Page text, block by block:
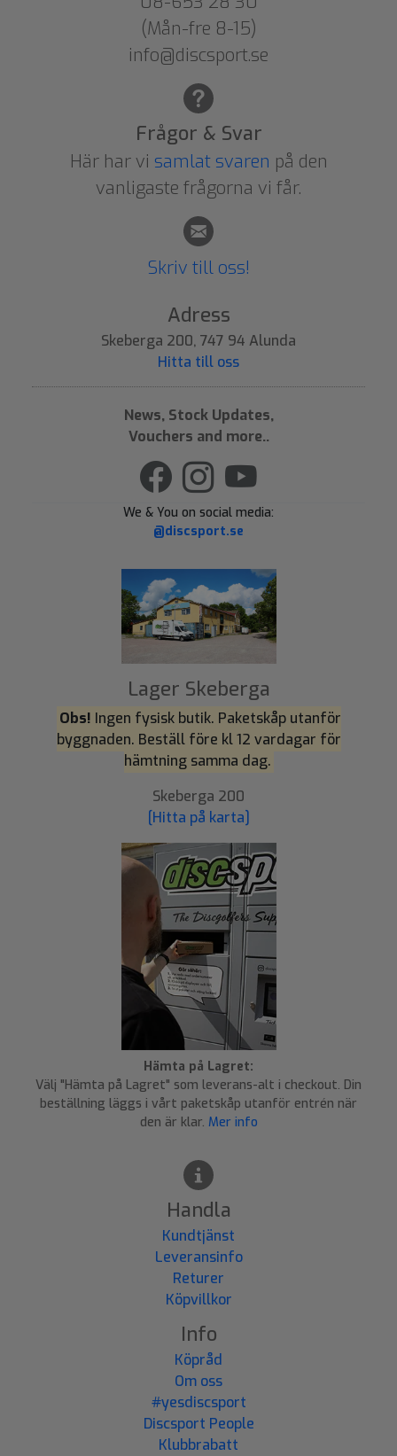
(Mån-fre 8-15)
info@discsport.se
Frågor & Svar
Här har vi samlat svaren på den
vanligaste frågorna vi får.
Skriv till oss!
Adress
Skeberga 200, 747 94 Alunda
Hitta till oss
News, Stock Updates,
Vouchers and more..
We & You on social media:
@discsport.se
Lager Skeberga
Obs! Ingen fysisk butik. Paketskåp utanför
byggnaden. Beställ före kl 12 vardagar för
hämtning samma dag.
Skeberga 200
[Hitta på karta]
Hämta på Lagret:
Välj "Hämta på Lagret" som leverans-alt i checkout. Din
beställning läggs i vårt paketskåp utanför entrén när
den är klar. Mer info
Handla
Kundtjänst
Leveransinfo
Returer
Köpvillkor
Info
Köpråd
Om oss
#yesdiscsport
Discsport People
Klubbrabatt